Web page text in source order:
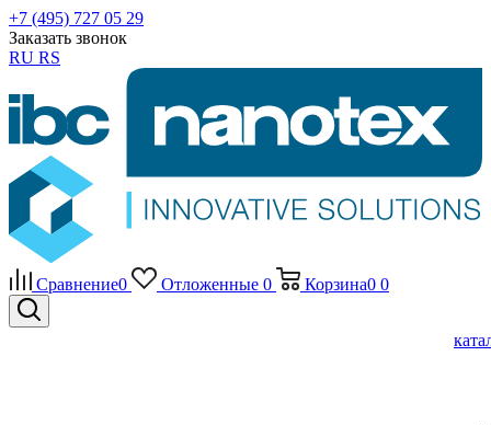
+7 (495) 727 05 29
Заказать звонок
RU RS
Сравнение0 Отложенные 0 Корзина0 0